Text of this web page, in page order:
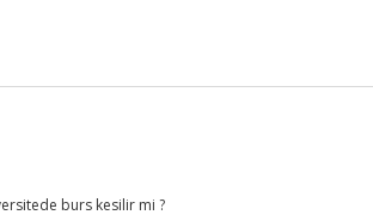
burs kesilir mi ?